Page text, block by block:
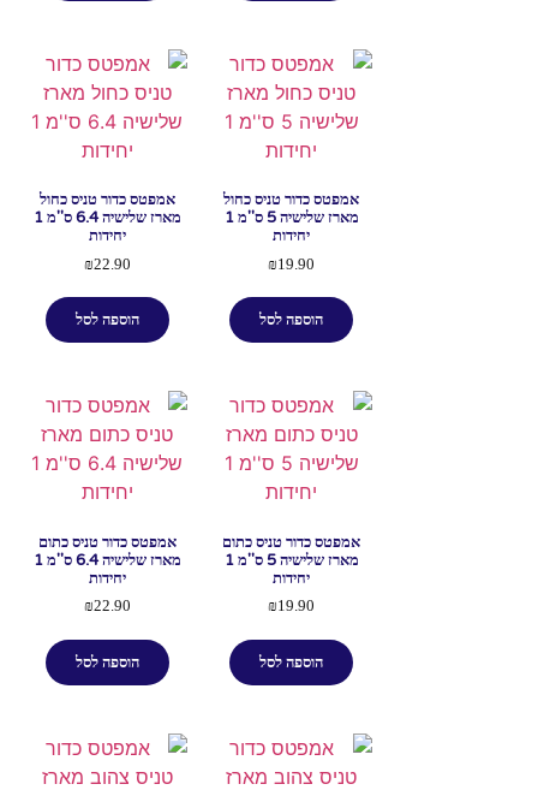
אמפטס כדור טניס כחול
מארז שלישיה 5 ס''מ 1
יחידות
₪19.90
הוספה לסל
אמפטס כדור טניס כחול
מארז שלישיה 6.4 ס''מ 1
יחידות
₪22.90
הוספה לסל
אמפטס כדור טניס כתום
מארז שלישיה 5 ס''מ 1
יחידות
₪19.90
הוספה לסל
אמפטס כדור טניס כתום
מארז שלישיה 6.4 ס''מ 1
יחידות
₪22.90
הוספה לסל